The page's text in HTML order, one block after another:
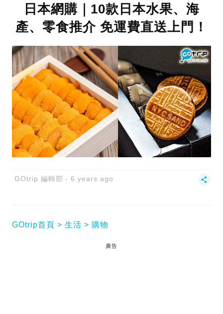
日本網購｜10款日本水果、海
產、零食推介 免運費直送上門！
GOtrip 編輯部 6 years ago
GOtrip首頁 生活 購物
廣告